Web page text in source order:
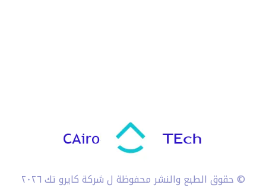
© حقوق الطبع والنشر محفوظة ل شركة كايرو تك ٢٠٢٦